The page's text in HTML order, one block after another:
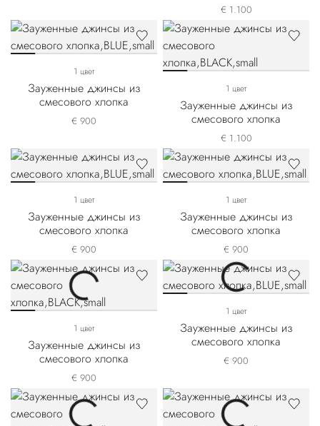
€ 1.100
1 цвет
Зауженные джинсы из
смесового хлопка
€ 900
1 цвет
Зауженные джинсы из
смесового хлопка
€ 1.100
1 цвет
Зауженные джинсы из
смесового хлопка
€ 900
1 цвет
Зауженные джинсы из
смесового хлопка
€ 900
1 цвет
Зауженные джинсы из
смесового хлопка
€ 900
1 цвет
Зауженные джинсы из
смесового хлопка
€ 900